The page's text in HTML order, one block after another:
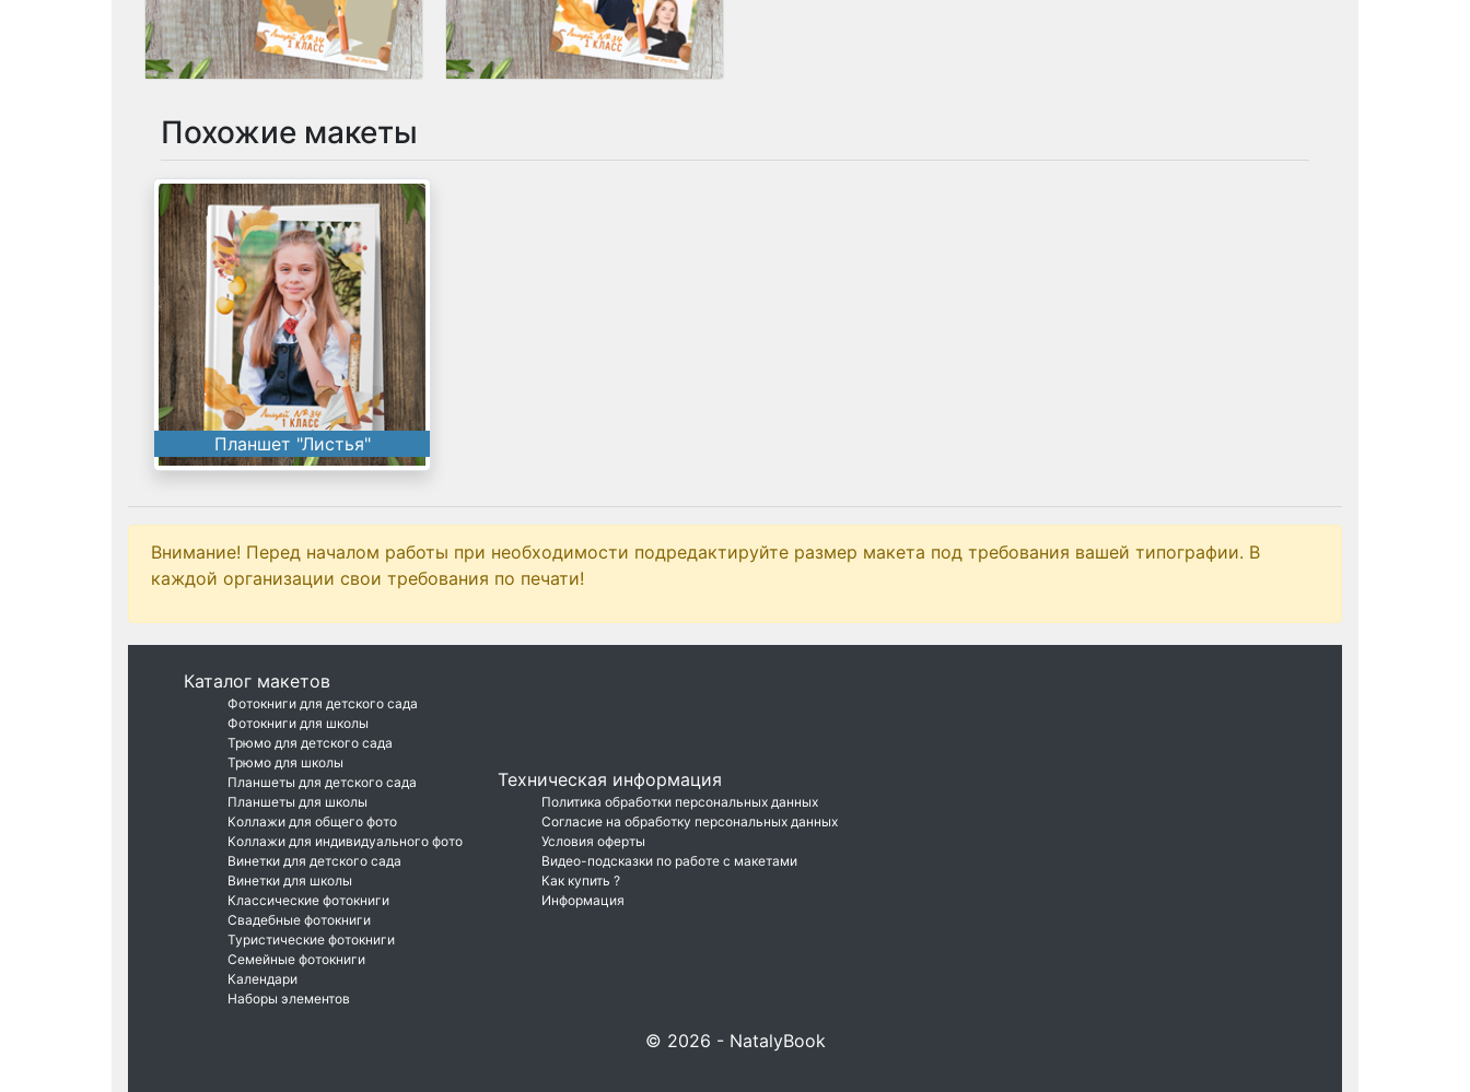
Похожие макеты
Планшет "Листья"
Внимание! Перед началом работы при необходимости подредактируйте размер макета под требования вашей типографии. В
каждой организации свои требования по печати!
Каталог макетов
Фотокниги для детского сада
Фотокниги для школы
Трюмо для детского сада
Трюмо для школы
Планшеты для детского сада
Планшеты для школы
Коллажи для общего фото
Коллажи для индивидуального фото
Винетки для детского сада
Винетки для школы
Классические фотокниги
Свадебные фотокниги
Туристические фотокниги
Семейные фотокниги
Календари
Наборы элементов
Техническая информация
Политика обработки персональных данных
Согласие на обработку персональных данных
Условия оферты
Видео-подсказки по работе с макетами
Как купить ?
Информация
© 2026 - NatalyBook